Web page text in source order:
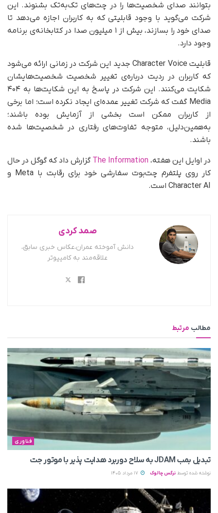
بتوانند صدای شخصیت‌ها را در چت‌های تک‌به‌تک بشنوند. این
شرکت می‌گوید با وجود قابلیتی که به کاربران اجازه می‌دهد تا
صدای خود را بسازند، بیش از ۱ میلیون صدا در کتابخانه‌ی برنامه
وجود دارد.
قابلیت Character Voice جدید این شرکت در زمانی ارائه می‌شود
که کاربران در ردیت درباره‌ی تغییر شخصیت شخصیت‌هایشان
شکایت می‌کنند. این شرکت در پاسخ به این شکایت‌ها به ۴۰۴
Media گفت که شرکت تغییر عمده‌ای ایجاد نکرده است؛ اما برخی
از کاربران ممکن است بخشی از آزمایش بوده باشند؛
به‌همین‌دلیل، متوجه تفاوت‌های رفتاری در شخصیت‌ها شده
باشند.
در اوایل این هفته، The Information گزارش داد که گوگل در حال
کار روی پلتفرم چت‌بوت سفارشی خود برای رقابت با Meta و
Character AI است.
صمد کردی
دانش آموخته عمران،عکاس خبری سابق،
علاقه‌مند به کامپیوتر
مطالب مرتبط
فناوری
تبدیل بمب JDAM به سلاح دوربرد هدایت پذیر با موتور جت
نوشته شده توسط نرگس چالوک